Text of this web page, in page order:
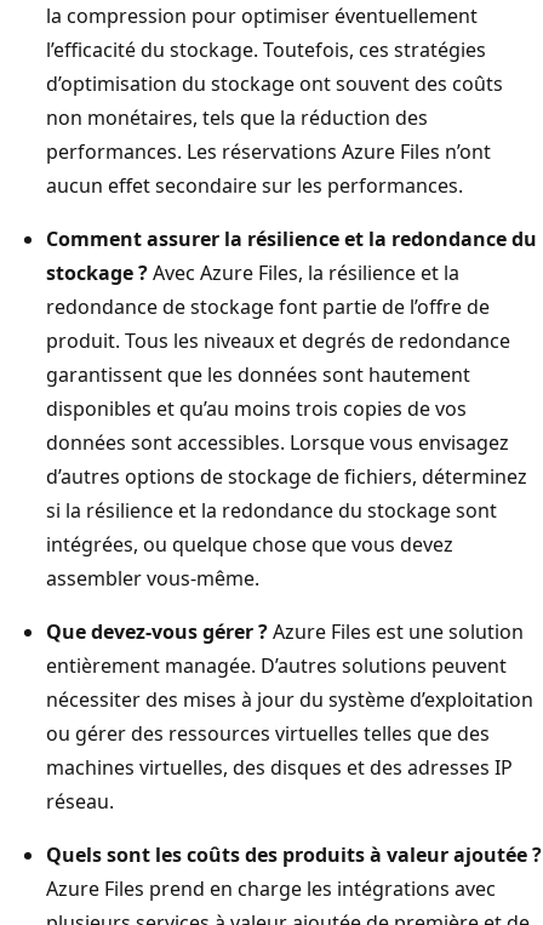
la compression pour optimiser éventuellement
l’efficacité du stockage. Toutefois, ces stratégies
d’optimisation du stockage ont souvent des coûts
non monétaires, tels que la réduction des
performances. Les réservations Azure Files n’ont
aucun effet secondaire sur les performances.
Comment assurer la résilience et la redondance du
stockage ?Avec Azure Files, la résilience et la
redondance de stockage font partie de l’offre de
produit. Tous les niveaux et degrés de redondance
garantissent que les données sont hautement
disponibles et qu’au moins trois copies de vos
données sont accessibles. Lorsque vous envisagez
d’autres options de stockage de fichiers, déterminez
si la résilience et la redondance du stockage sont
intégrées, ou quelque chose que vous devez
assembler vous-même.
Que devez-vous gérer ?Azure Files est une solution
entièrement managée. D’autres solutions peuvent
nécessiter des mises à jour du système d’exploitation
ou gérer des ressources virtuelles telles que des
machines virtuelles, des disques et des adresses IP
réseau.
Quels sont les coûts des produits à valeur ajoutée ?
Azure Files prend en charge les intégrations avec